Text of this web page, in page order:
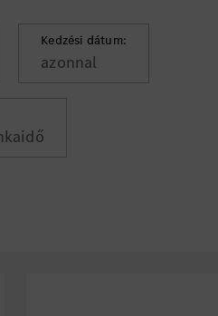
Kedzési dátum:
azonnal